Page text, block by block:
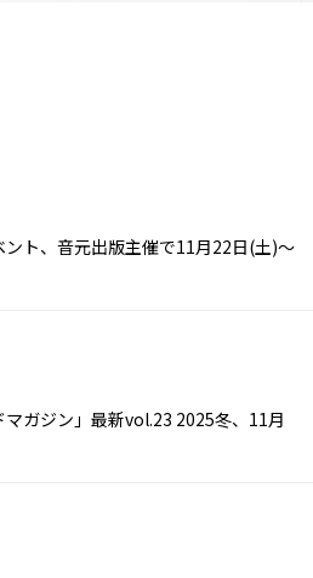
ト、音元出版主催で11月22日(土)～
ガジン」最新vol.23 2025冬、11月